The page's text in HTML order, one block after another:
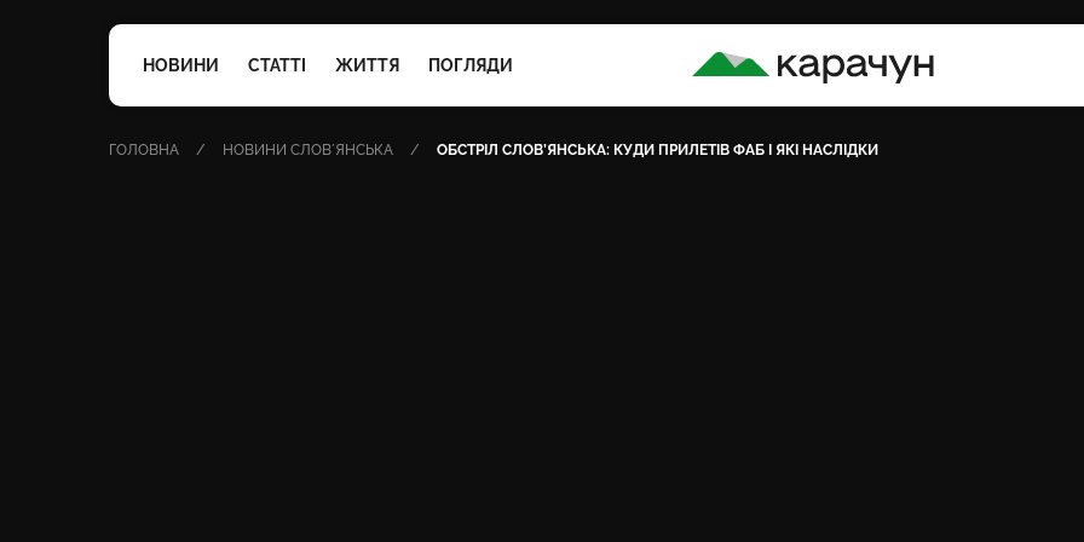
НОВИНИ СТАТТІ ЖИТТЯ ПОГЛЯДИ
КАРАЧУН
ГОЛОВНА НОВИНИ СЛОВʼЯНСЬКА ОБСТРІЛ СЛОВ’ЯНСЬКА: КУДИ ПРИЛЕТІВ ФАБ І ЯКІ НАСЛІДКИ